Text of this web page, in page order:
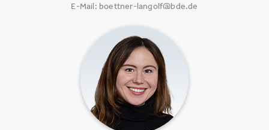
E-Mail: boettner-langolf@bde.de